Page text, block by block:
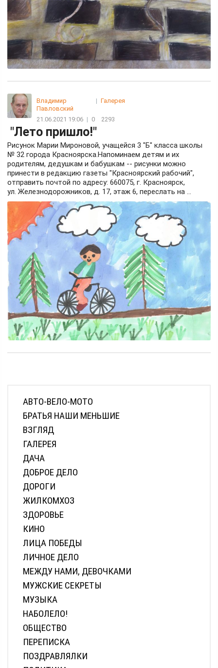
Владимир
Павловский
| Галерея
21.06.2021 19:06 | 0 2293
"Лето пришло!"
Рисунок Марии Мироновой, учащейся 3 "Б" класса школы
№ 32 города Красноярска.Напоминаем детям и их
родителям, дедушкам и бабушкам -- рисунки можно
принести в редакцию газеты "Красноярский рабочий",
отправить почтой по адресу: 660075, г. Красноярск,
ул. Железнодорожников, д. 17, этаж 6, переслать на ...
АВТО-ВЕЛО-МОТО
БРАТЬЯ НАШИ МЕНЬШИЕ
ВЗГЛЯД
ГАЛЕРЕЯ
ДАЧА
ДОБРОЕ ДЕЛО
ДОРОГИ
ЖИЛКОМХОЗ
ЗДОРОВЬЕ
КИНО
ЛИЦА ПОБЕДЫ
ЛИЧНОЕ ДЕЛО
МЕЖДУ НАМИ, ДЕВОЧКАМИ
МУЖСКИЕ СЕКРЕТЫ
МУЗЫКА
НАБОЛЕЛО!
ОБЩЕСТВО
ПЕРЕПИСКА
ПОЗДРАВЛЯЛКИ